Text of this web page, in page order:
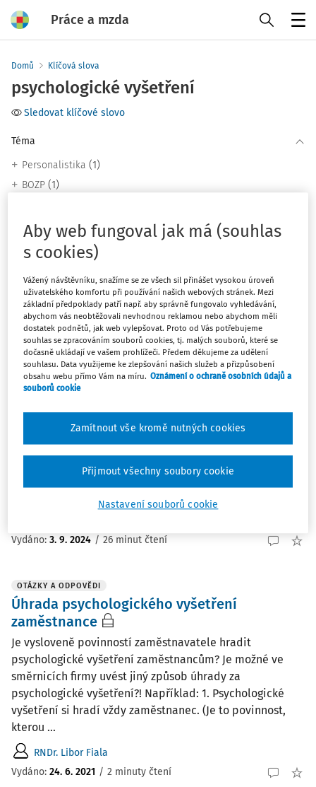
Práce a mzda
Domů Klíčová slova
psychologické vyšetření
Sledovat klíčové slovo
Téma
Personalistika (1)
BOZP (1)
Filtr
Řadit podle:
Nejnovější Nejstarší
ČLÁNKY
Motivovat neznamená manipulovat: proč se
ve firmě či na pracovišti vyvarovat
Snaha motivovat zaměstnance k chování, jež organizace
či manažer vyžaduje, přerůstá občas v tendenci s nimi
zaměstnanců má však manipulace zpravidla omezenou
Vydáno: 3. 9. 2024 / 26 minut čtení
OTÁZKY A ODPOVĚDI
Úhrada psychologického vyšetření
zaměstnance
Je vysloveně povinností zaměstnavatele hradit
psychologické vyšetření zaměstnancům? Je možné ve
směrnicích firmy uvést jiný způsob úhrady za
psychologické vyšetření?! Například: 1. Psychologické
vyšetření si hradí vždy zaměstnanec. (Je to povinnost,
kterou ...
RNDr. Libor Fiala
Vydáno: 24. 6. 2021 / 2 minuty čtení
Aby web fungoval jak má (souhlas
s cookies)
Vážený návštěvníku, snažíme se ze všech sil přinášet vysokou úroveň
uživatelského komfortu při používání našich webových stránek. Mezi
základní předpoklady patří např. aby správně fungovalo vyhledávání,
abychom vás neobtěžovali nevhodnou reklamou nebo abychom měli
dostatek podnětů, jak web vylepšovat. Proto od Vás potřebujeme
souhlas se zpracováním souborů cookies, tj. malých souborů, které se
dočasně ukládají ve vašem prohlížeči. Předem děkujeme za udělení
souhlasu. Data využijeme ke zlepšování našich služeb a přizpůsobení
obsahu webu přímo Vám na míru. Oznámení o ochraně osobních údajů a
souborů cookie
Nastavení souborů cookie
Zamítnout vše kromě nutných cookies
Přijmout všechny soubory cookie